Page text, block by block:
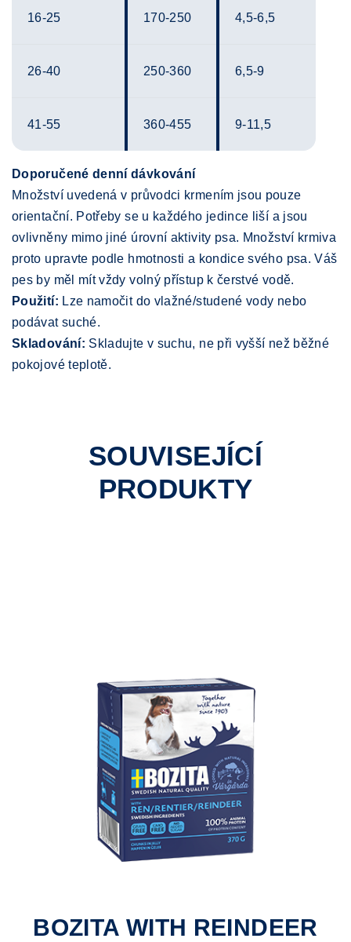
16-25 170-250 4,5-6,5
26-40 250-360 6,5-9
41-55 360-455 9-11,5
Doporučené denní dávkování
Množství uvedená v průvodci krmením jsou pouze
orientační. Potřeby se u každého jedince liší a jsou
ovlivněny mimo jiné úrovní aktivity psa. Množství krmiva
proto upravte podle hmotnosti a kondice svého psa. Váš
pes by měl mít vždy volný přístup k čerstvé vodě.
Použití: Lze namočit do vlažné/studené vody nebo
podávat suché.
Skladování: Skladujte v suchu, ne při vyšší než běžné
pokojové teplotě.
SOUVISEJÍCÍ
PRODUKTY
BOZITA WITH REINDEER